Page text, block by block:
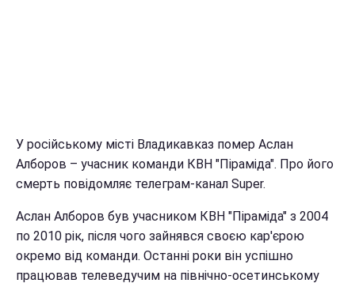
У російському місті Владикавказ помер Аслан
Алборов – учасник команди КВН "Піраміда". Про його
смерть повідомляє телеграм-канал Super.
Аслан Алборов був учасником КВН "Піраміда" з 2004
по 2010 рік, після чого зайнявся своєю кар'єрою
окремо від команди. Останні роки він успішно
працював телеведучим на північно-осетинському